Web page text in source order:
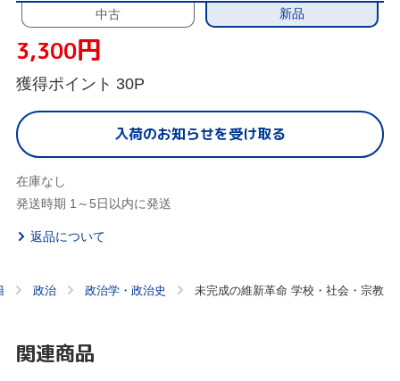
中古 新品
3,300円
獲得ポイント 30P
入荷のお知らせを受け取る
在庫なし
発送時期 1～5日以内に発送
返品について
政治 政治学・政治史 未完成の維新革命 学校・社会・宗教
関連商品